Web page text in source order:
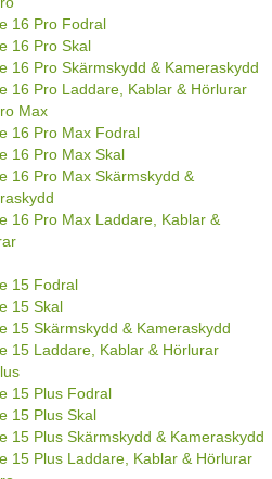
16 Plus Skal
16 Plus Skärmskydd & Kameraskydd
16 Plus Laddare, Kablar & Hörlurar
16 Pro Fodral
16 Pro Skal
16 Pro Skärmskydd & Kameraskydd
16 Pro Laddare, Kablar & Hörlurar
Max
16 Pro Max Fodral
16 Pro Max Skal
16 Pro Max Skärmskydd &
16 Pro Max Laddare, Kablar &
15 Fodral
15 Skal
15 Skärmskydd & Kameraskydd
15 Laddare, Kablar & Hörlurar
15 Plus Fodral